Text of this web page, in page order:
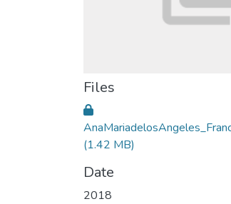
Files
(1.42 MB)
Date
2018